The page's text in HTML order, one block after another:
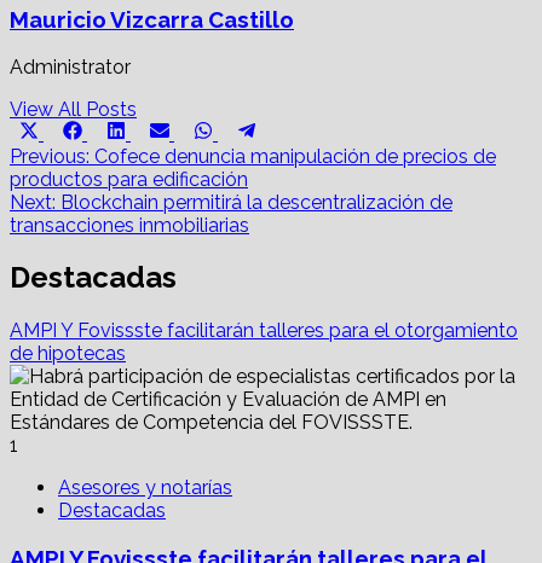
Mauricio Vizcarra Castillo
Administrator
View All Posts
Share
on
(Twitter)
Share
on
Facebook
Share
on
LinkedIn
Share
on
Email
Share
on
WhatsApp
on
Post
navigation
Previous: Cofece denuncia manipulación de precios de
productos para edificación
Next: Blockchain permitirá la descentralización de
transacciones inmobiliarias
Destacadas
AMPI Y Fovissste facilitarán talleres para el otorgamiento
de hipotecas
1
Asesores y notarías
Destacadas